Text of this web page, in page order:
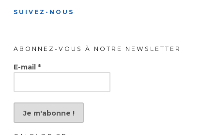
SUIVEZ-NOUS
ABONNEZ-VOUS À NOTRE NEWSLETTER
E-mail *